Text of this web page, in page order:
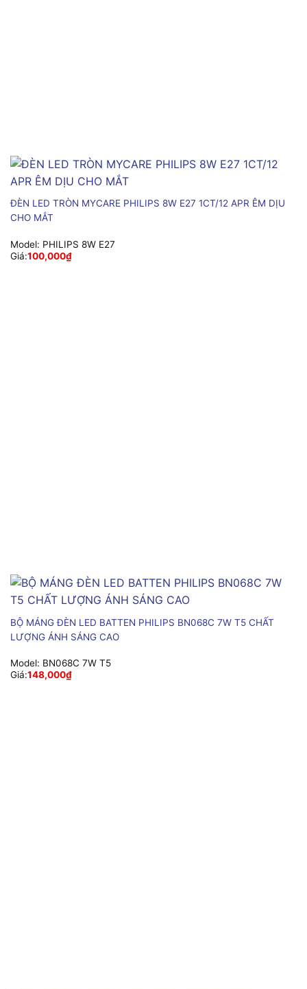
ĐÈN LED TRÒN MYCARE PHILIPS 8W E27 1CT/12 APR ÊM DỊU
CHO MẮT
Model: PHILIPS 8W E27
Giá:100,000₫
BỘ MÁNG ĐÈN LED BATTEN PHILIPS BN068C 7W T5 CHẤT
LƯỢNG ÁNH SÁNG CAO
Model: BN068C 7W T5
Giá:148,000₫